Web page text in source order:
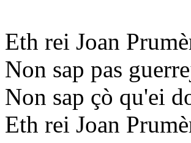
Eth rei Joan
Non sap pas
Non sap çò qu'ei
Eth rei Joan